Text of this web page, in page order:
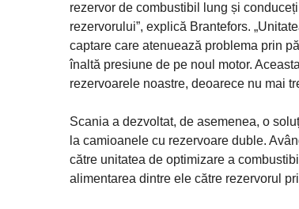
rezervor de combustibil lung și
rezervorului”, explică Brantefors.
captare care atenuează problema prin
înaltă presiune de pe noul motor.
rezervoarele noastre, deoarece nu mai
Scania a dezvoltat, de asemenea, o
la camioanele cu rezervoare duble.
către unitatea de optimizare a
alimentarea dintre ele către rezervorul